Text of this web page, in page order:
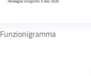
Funzionigramma